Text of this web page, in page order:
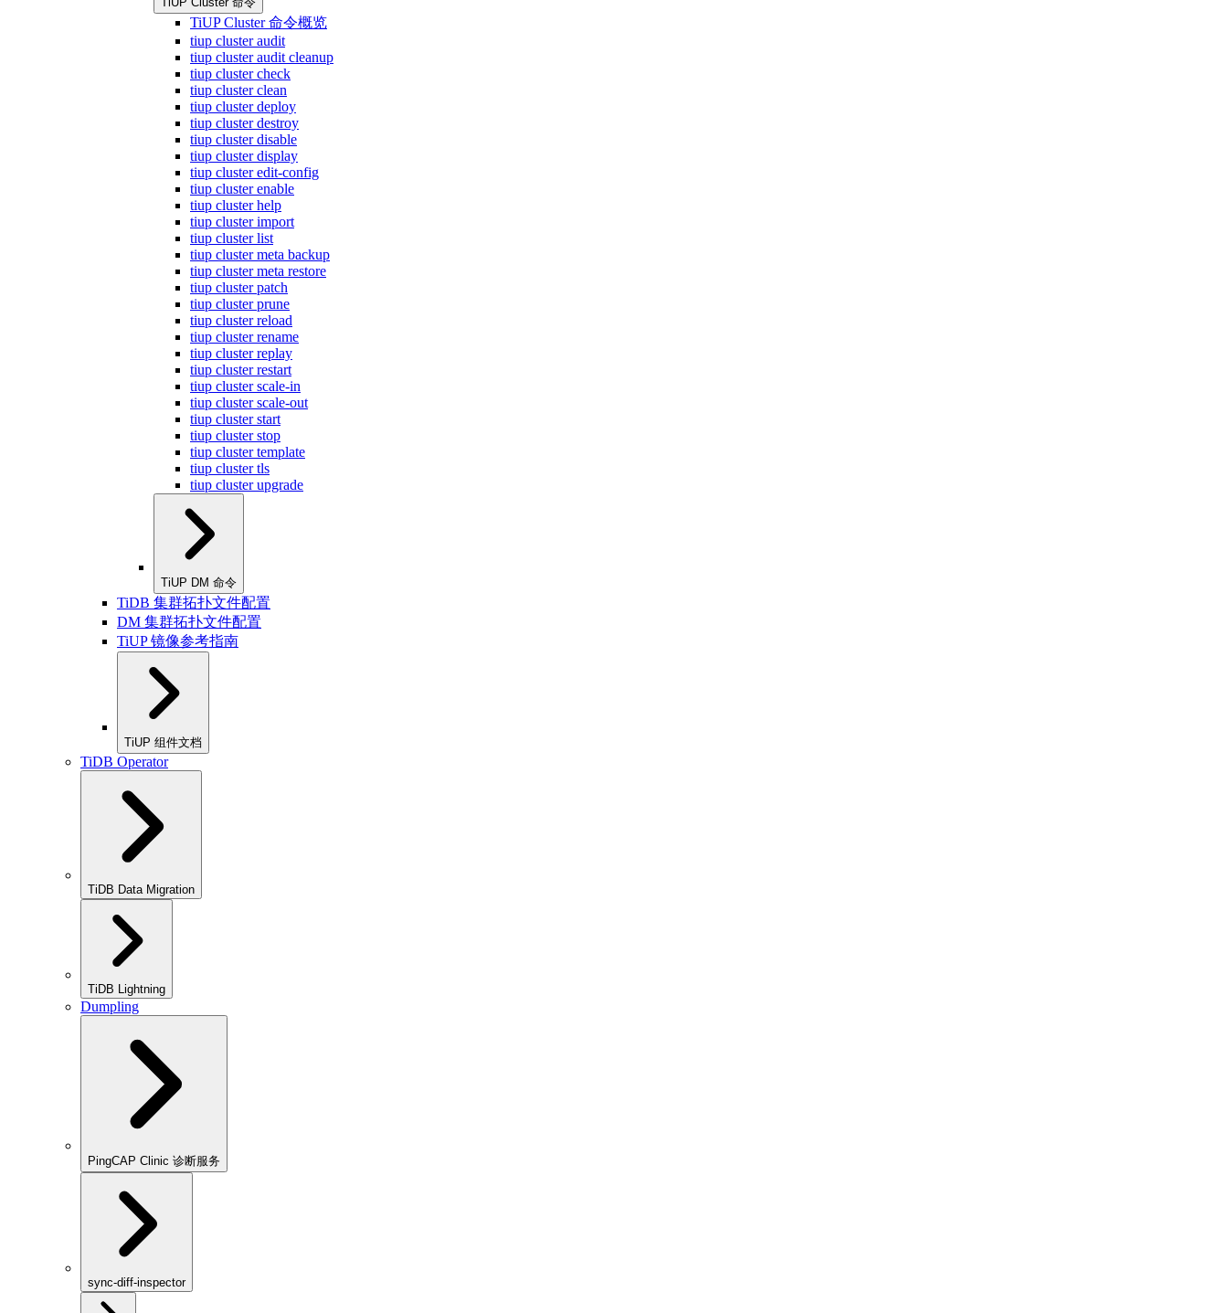
TiUP Cluster 命令概览
tiup cluster audit
tiup cluster audit cleanup
tiup cluster check
tiup cluster clean
tiup cluster deploy
tiup cluster destroy
tiup cluster disable
tiup cluster display
tiup cluster edit-config
tiup cluster enable
tiup cluster help
tiup cluster import
tiup cluster list
tiup cluster meta backup
tiup cluster meta restore
tiup cluster patch
tiup cluster prune
tiup cluster reload
tiup cluster rename
tiup cluster replay
tiup cluster restart
tiup cluster scale-in
tiup cluster scale-out
tiup cluster start
tiup cluster stop
tiup cluster template
tiup cluster tls
tiup cluster upgrade
TiUP DM 命令
TiDB 集群拓扑文件配置
DM 集群拓扑文件配置
TiUP 镜像参考指南
TiUP 组件文档
TiDB Operator
TiDB Data Migration
TiDB Lightning
Dumpling
PingCAP Clinic 诊断服务
sync-diff-inspector